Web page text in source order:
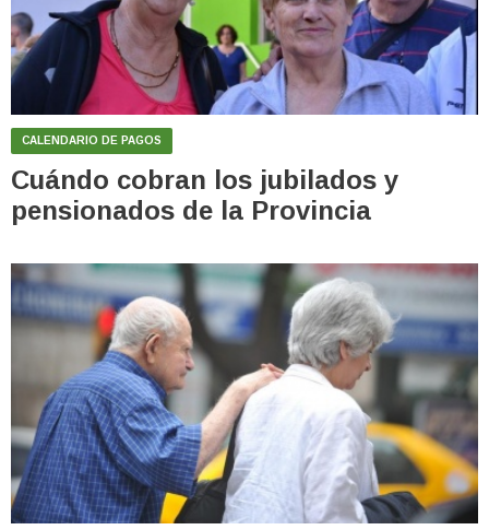
CALENDARIO DE PAGOS
Cuándo cobran los jubilados y
pensionados de la Provincia